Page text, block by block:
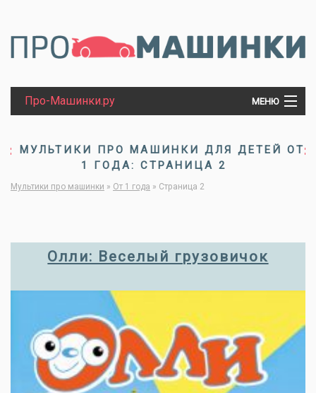
Про-Машинки.ру МЕНЮ
ТРАКТОРЫ
МУЛЬТИКИ ПРО МАШИНКИ ДЛЯ ДЕТЕЙ ОТ
1 ГОДА: СТРАНИЦА 2
Мультики про машинки » От 1 года » Страница 2
Олли: Веселый грузовичок